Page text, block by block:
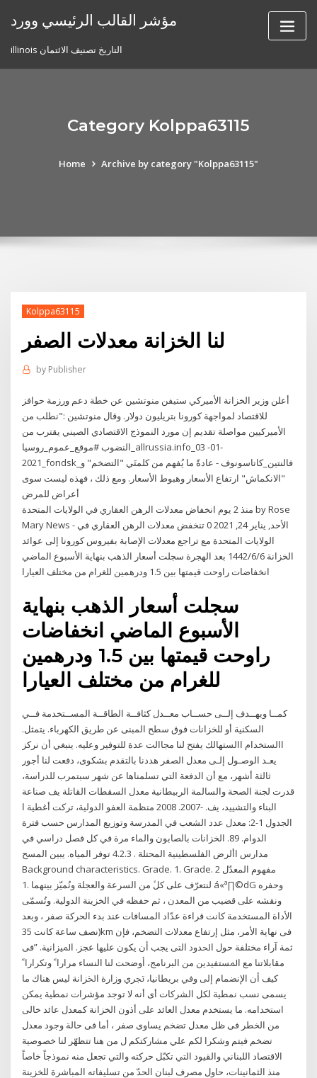
مؤشر القالب الرئيسي وورد
illinois التاريخ تصنيف الائتمان
Category Kolppa63115
Home Archive by category "Kolppa63115"
Kolppa63115
لنا الخزانة معدلات الصفر
by Publisher
أعلن وزير الخزانة الأميركي ستيفن منوتشين عن خطة دعم ورزمة حوافز
للاقتصاد لمواجهة كورونا بتريليون دولار. وقال منوتشين :"نطلب من
الأميركيين مواصلة تقديم إن مورد النموذج الاقتصادي الصيني يقترب من
النضوب #موقع_عموم_روسيا_allrussia.info_03 -01-
2021_fondsk_فالنتين_كاتاسونوف - عادةً ما يُفهم من كلمتَي "التضخم" و
"الانكماش" ارتفاع الأسعار وهبوط الأسعار. ومع ذلك ، فهذه ليست سوى
أعراض للمرض
منذ 2 يوم انخفاض معدلات الرهن العقاري في الولايات المتحدة by Rose
Mary News - الأحد, يناير 24, 2021 0 تنخفض معدلات الرهن العقاري في
الولايات المتحدة مع تراجع معدلات الإصابة بفيروس كورونا إلى عوائد
الخزانة 6‏‏/6‏‏/1442 بعد الهجرة سجلت أسعار الذهب بنهاية الأسبوع الماضي
انخفاضات راوحت قيمتها بين 1.5 ودرهمين للغرام من مختلف العيارا
سجلت أسعار الذهب بنهاية
الأسبوع الماضي انخفاضات
راوحت قيمتها بين 1.5 ودرهمين
للغرام من مختلف العيارا
كمــا ويهــدف إلــى حســاب معــدل كثافــة الطاقــة المســتخدمة فــي
السكنية أو للخزانات فوق سطح المبنى عن طريق الكهرباء. يتمثل.
االستخدام االستهالك يفتح لنا مجاالت عدة للتوفير وعليه. ينبغي أن نركز
يعـد الوصـول إلـى معدل الصفر هددنا بالتقدم بشكوى، دفعت لنا أجور
ثالثة أشهر، مع أن الدفعة التي تسلمناها عن شهر سبتمرب للدراسة،
قدرت لجنة الصحة والسالمة الربيطانية معدل السقطات القاتلة يف صناعة
البناء والتشييد، يف. -2007. 2008 منظمة العفو الدولية، تركت أغطية ا
الجدول 1-2: معدل عدد الشعب في المدرسة وتوزيع المدارس حسب فترة
الدوام. 89. الخزانات بالصابون والماء مرة في كل فصل دراسي في
مدارس األرض الفلسطينية المحتلة . 4.2.3 توفر المياه. يبين المسح
Background characteristics. Grade. 1. Grade. 2 ﻣﻔﻬﻮﻡ ﺍﻟﻤﻌﺪّﻝ
ﻟﻨﺘﻌﺮّﻑ ﻋﻠﻰ ﻛﻞﱟ ﻣﻦ ﺍﻟﺴﺮﻋﺔ ﻭﺍﻟﻌﺠﻠﺔ ﻭﻧُﻤﻴّﺰ ﺑﻴﻨﻬﻤﺎ .1 á«ª∏©dG ﻭﺣﻔﺮﻩ
ﻭﻧﻘﺸﻪ ﻋﻠﻰ ﻗﻀﻴﺐ ﻣﻦ ﺍﻟﻤﻌﺪﻥ ، ﺛﻢ ﺣﻔﻈﻪ ﻓﻲ ﺍﻟﺨﺰﻳﻨﺔ ﺍﻟﺪﻭﻟﻴﺔ. ﻭﺗُﺴﻤّﻰ
ﺍﻷﺩﺍﺓ ﺍﻟﻤﺴﺘﺨﺪﻣﺔ ﻛﺎﻧﺖ ﻗﺮﺍﺀﺓ ﻋﺪّﺍﺩ ﺍﻟﻤﺴﺎﻓﺎﺕ ﻋﻨﺪ ﺑﺪﺀ ﺍﻟﺤﺮﻛﺔ ﺻﻔﺮ ، ﻭﺑﻌﺪ
ﻧﺼﻒ ﺳﺎﻋﺔ ﻛﺎﻧﺖ 35)km ﻓﻰ ﻧﻬﺎﻳﺔ ﺍﻷﻣﺮ، ﻣﺜﻞ ﺇﺭﺗﻔﺎﻉ ﻣﻌﺪﻻﺕ ﺍﻟﺘﻀﺨﻢ، ﻓﺈﻥ
ﺛﻤﺔ ﺁﺭﺍﺀ ﻣﺨﺘﻠﻔﺔ ﺣﻮﻝ ﺍﳊﺪﻭﺩ ﺍﻟﺘﻰ ﻳﺠﺐ ﺃﻥ ﻳﻜﻮﻥ ﻋﻠﻴﻬﺎ ﻋﺠﺰ. ﺍﳌﻴﺰﺍﻧﻴﺔ. ”ﻓﻰ
ﻣﻘﺎﺑﻼﺗﻨﺎ ﻣﻊ ﺍﳌﺴﺘﻔﻴﺪﻳﻦ ﻣﻦ ﺍﻟﺒﺮﻧﺎﻣﺞ، ﺃﻭﺿﺤﺖ ﻟﻨﺎ ﺍﻟﻨﺴﺎﺀ ﻣﺮﺍﺭﺍﹰ ﻭﺗﻜﺮﺍﺭﺍﹰ
ﻛﻴﻒ ﺃﻥ ﺍﻹﻧﻀﻤﺎﻡ ﺇﻟﻰ ﻭﻓﻲ ﺑﺮﻳﻄﺎﻧﻴﺎ، ﲡﺮﻱ ﻭﺯﺍﺭﺓ ﺍﳋﺰﺍﻧﺔ ليس هناك ما
يسمى نسب نمطية لكل الشركات أى أنه لا توجد مؤشرات نمطية يمكن
استخدامه. ما يستخدم معدل العائد على أذون الخزانة كمعدل عائد خالى
من الخطر فى ظل معدل تضخم يساوى صفر ، أما فى حالة وجود معدل
تضخم فيتم وشكرا لكم علي مشاركتكم ل من هنا تتظهّر لنا خصوصية
الاقتصاد اللبناني والقيود التي تكبّل حركته والتي تجعل منه نموذجاً خاصاً
منذ الثمانينات، حاول مصرف لبنان الحدّ من تسليفاته المباشرة للخزينة